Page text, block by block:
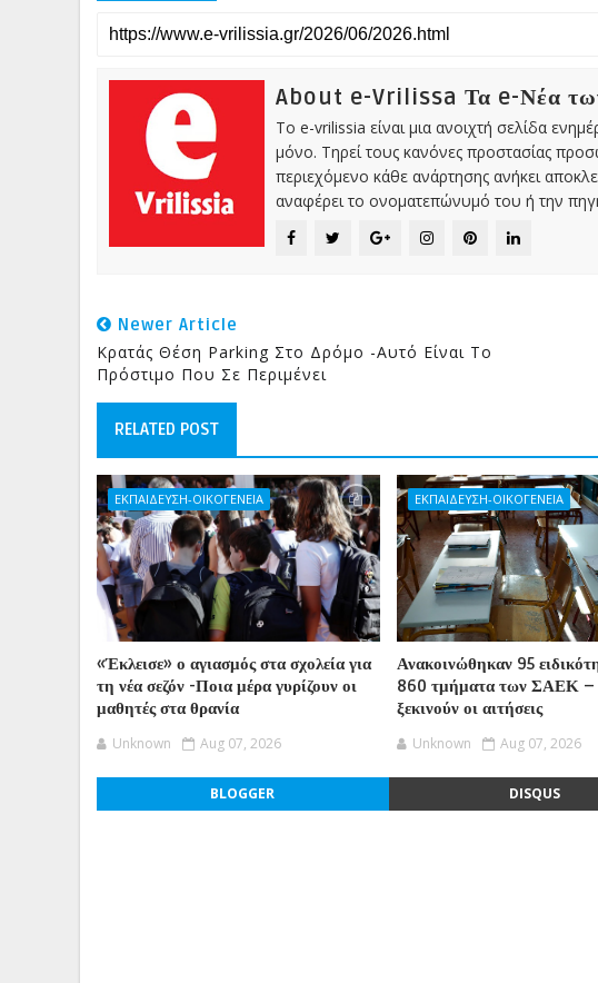
About e-Vrilissa Τα e-Νέα
Το e-vrilissia είναι μια ανοιχτή σελίδα
μόνο. Τηρεί τους κανόνες προστασίας
περιεχόμενο κάθε ανάρτησης ανήκει
αναφέρει το ονοματεπώνυμό του ή την
Newer Article
Κρατάς Θέση Parking Στο Δρόμο -Αυτό Είναι Το
Πρόστιμο Που Σε Περιμένει
RELATED POST
ΕΚΠΑΙΔΕΥΣΗ-ΟΙΚΟΓΕΝΕΙΑ
«Έκλεισε» ο αγιασμός στα σχολεία για
τη νέα σεζόν -Ποια μέρα γυρίζουν οι
μαθητές στα θρανία
Unknown Aug 07, 2026
ΕΚΠΑΙΔΕΥΣΗ-ΟΙΚΟΓΕΝΕΙΑ
Ανακοινώθηκαν 95
860 τμήματα των ΣΑΕΚ –
ξεκινούν οι αιτήσεις
Unknown Aug 07, 2026
BLOGGER DISQUS